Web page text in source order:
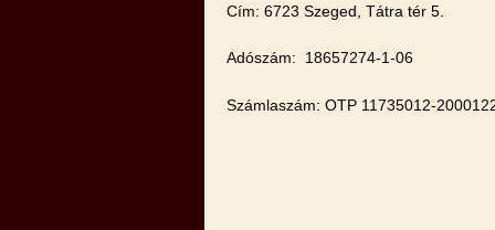
Cím: 6723 Szeged, Tátra tér 5.
Adószám: 18657274-1-06
Számlaszám: OTP 11735012-